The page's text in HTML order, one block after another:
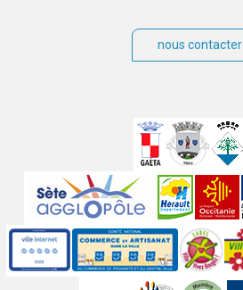
nous contacter
partenaires
Labels